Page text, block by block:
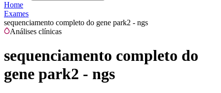
Home
Exames
sequenciamento completo do gene park2 - ngs
Análises clínicas
sequenciamento completo do
gene park2 - ngs